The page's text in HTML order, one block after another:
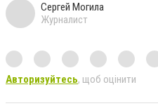
Сергей Могила
Журналист
Авторизуйтесь, щоб оцінити